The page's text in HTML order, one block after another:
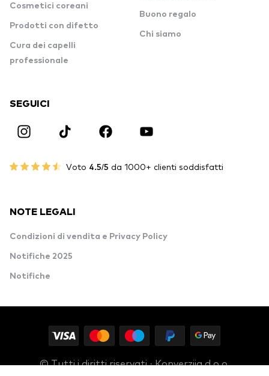
Cosmetici coreani
Prodotti con difetto
Cura dei capelli
professionale
Buono regalo
Chi siamo
SEGUICI
Voto 4.5/5 da 1000+ clienti soddisfatti
NOTE LEGALI
Condizioni di vendita e Privacy Policy
Notifiche 2025
Notifiche
© Tutti i diritti riservati · Konverzija d.o.o.